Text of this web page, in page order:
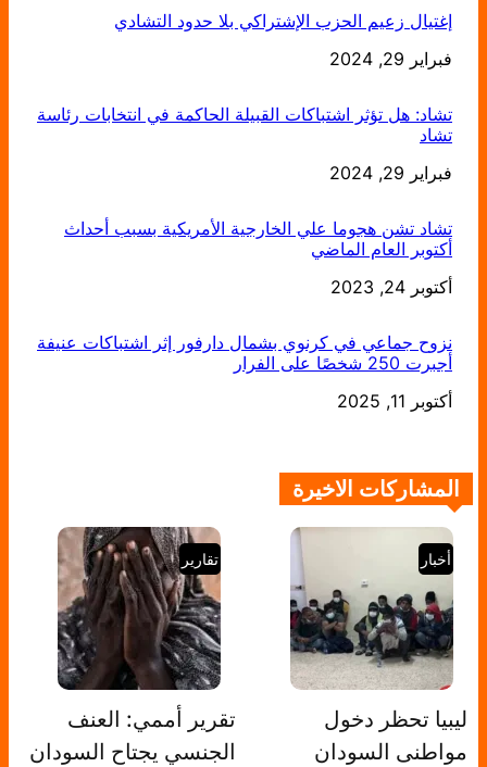
إغتيال زعيم الحزب الإشتراكي بلا حدود التشادي
التاريخ
فبراير 29, 2024
تشاد: هل تؤثر اشتباكات القبيلة الحاكمة في انتخابات رئاسة
تشاد
التاريخ
فبراير 29, 2024
تشاد تشن هجوما علي الخارجية الأمريكية بسبب أحداث
أكتوبر العام الماضي
التاريخ
أكتوبر 24, 2023
نزوح جماعي في كرنوي بشمال دارفور إثر اشتباكات عنيفة
أجبرت 250 شخصًا على الفرار
التاريخ
أكتوبر 11, 2025
المشاركات الاخيرة
أخبار
ليبيا تحظر دخول
مواطنى السودان
تقارير
تقرير أممي: العنف
الجنسي يجتاح السودان